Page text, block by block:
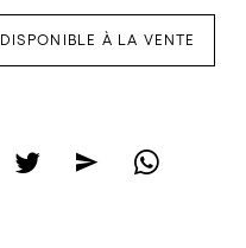
DISPONIBLE À LA VENTE
t e w